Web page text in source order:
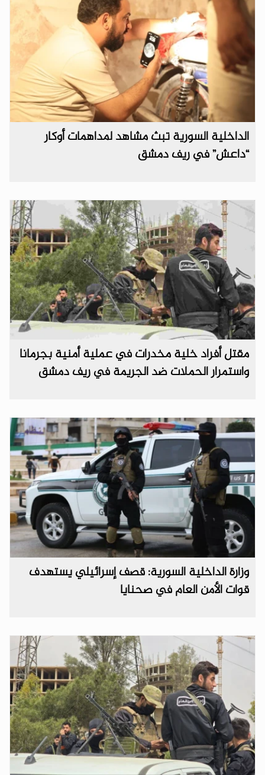
الداخلية السورية تبث مشاهد لمداهمات أوكار
“داعش” في ريف دمشق
مقتل أفراد خلية مخدرات في عملية أمنية بجرمانا
واستمرار الحملات ضد الجريمة في ريف دمشق
وزارة الداخلية السورية: قصف إسرائيلي يستهدف
قوات الأمن العام في صحنايا